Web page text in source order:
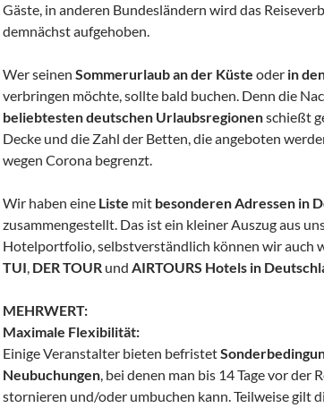
Gäste, in anderen Bundesländern wird das
demnächst aufgehoben.
Wer seinen Sommerurlaub an der Küste oder in
verbringen möchte, sollte bald buchen. Denn die
beliebtesten deutschen Urlaubsregionenschießt
Decke und die Zahl der Betten, die angeboten
wegen Corona begrenzt.
Wir haben eine Liste mit besonderen Adressen in
zusammengestellt. Das ist ein kleiner Auszug aus
Hotelportfolio, selbstverständlich können wir auch
TUI, DER TOUR und AIRTOURS Hotels in
MEHRWERT:
Maximale Flexibilität:
Einige Veranstalter bieten befristet
Neubuchungen, bei denen man bis 14 Tage vor der
stornieren und/oder umbuchen kann. Teilweise gilt